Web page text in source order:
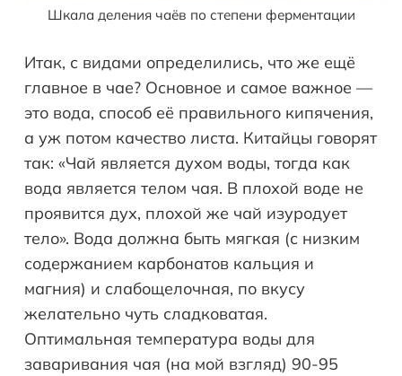
Шкала деления чаёв по степени ферментации
Итак, с видами определились, что же ещё
главное в чае? Основное и самое важное —
это вода, способ её правильного кипячения,
а уж потом качество листа. Китайцы говорят
так: «Чай является духом воды, тогда как
вода является телом чая. В плохой воде не
проявится дух, плохой же чай изуродует
тело». Вода должна быть мягкая (с низким
содержанием карбонатов кальция и
магния) и слабощелочная, по вкусу
желательно чуть сладковатая.
Оптимальная температура воды для
заваривания чая (на мой взгляд) 90-95